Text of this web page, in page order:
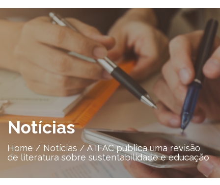
Notícias
Home / Notícias /A IFAC publica uma revisão
de literatura sobre sustentabilidade e educação